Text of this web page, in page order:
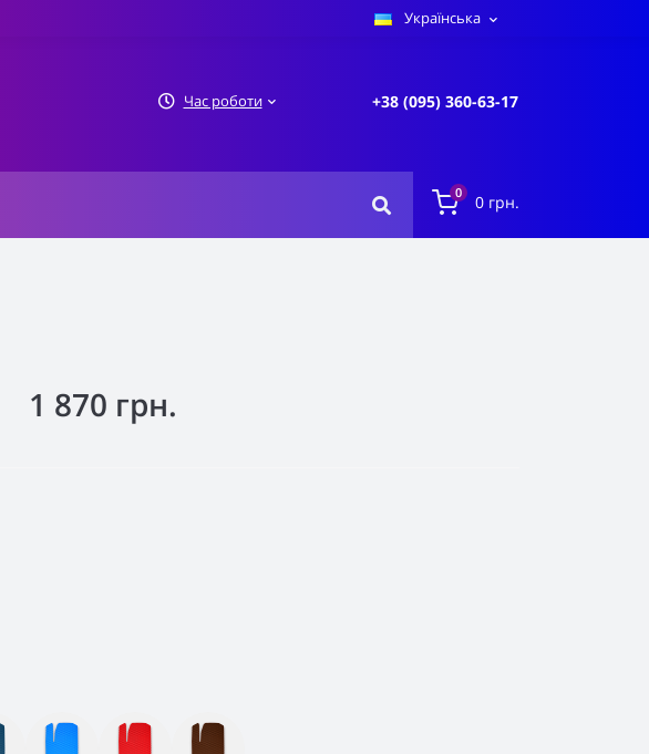
Українська
Час роботи +38 (095) 360-63-17
0 0 грн.
1 870 грн.